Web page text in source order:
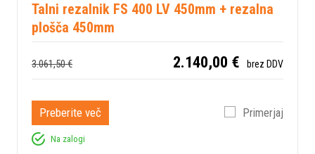
Talni rezalnik FS 400 LV 450mm + rezalna
plošča 450mm
3.061,50 € 2.140,00 € brez DDV
Preberite več Primerjaj
Na zalogi